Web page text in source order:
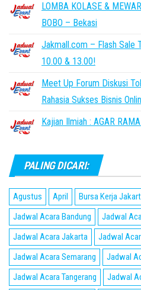
LOMBA KOLASE &
BOBO – Bekasi
Jakmall.com – Flash Sale
10.00 & 13.00!
Meet Up Forum Diskusi
Rahasia Sukses Bisnis
Kajian Ilmiah : AGAR
PALING DICARI:
Agustus April Bursa Kerja
Jadwal Acara Bandung
Jadwal
Jadwal Acara Jakarta
Jadwal
Jadwal Acara Semarang
Jadwal
Jadwal Acara Tangerang
Jadwal